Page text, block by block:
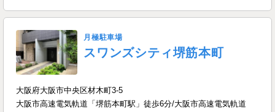
月極駐車場
スワンズシティ堺筋本町
大阪府大阪市中央区材木町3-5
大阪市高速電気軌道「堺筋本町駅」徒歩6分/大阪市高速電気軌道